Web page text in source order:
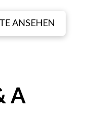
ANSEHEN
A